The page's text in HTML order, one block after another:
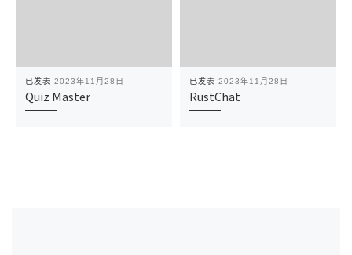
已发表 2023年11月28日
Quiz Master
已发表 2023年11月28日
RustChat